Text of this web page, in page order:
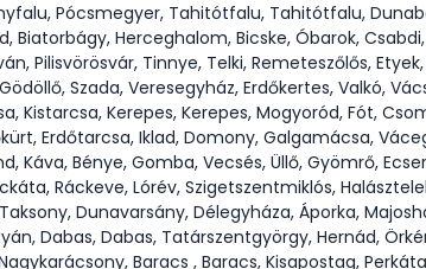
Pócsmegyer, Tahitótfalu, Tahitótfalu,
Biatorbágy, Herceghalom, Bicske, Óbarok,
Pilisvörösvár, Tinnye, Telki, Remeteszőlős,
Szada, Veresegyház, Erdőkertes, Valkó,
Kistarcsa, Kerepes, Kerepes, Mogyoród, Fót,
Erdőtarcsa, Iklad, Domony, Galgamácsa,
Káva, Bénye, Gomba, Vecsés, Üllő, Gyömrő,
Ráckeve, Lórév, Szigetszentmiklós,
Dunavarsány, Délegyháza, Áporka,
Dabas, Dabas, Tatárszentgyörgy, Hernád,
Baracs , Baracs, Kisapostag,